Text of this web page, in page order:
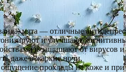
мята — отличные
и улучшают
и защищают от вирусов
даже в жаркие ночи.
ощущение прохлады на коже и